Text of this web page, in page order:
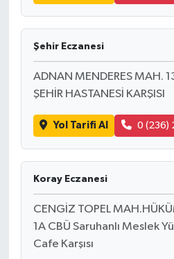
Şehir Eczanesi
ADNAN MENDERES MAH.
ŞEHİR HASTANESİ KARŞISI
Yol Tarifi Al 0 (236)
Koray Eczanesi
CENGİZ TOPEL
1A CBÜ Saruhanlı Meslek
Cafe Karşısı